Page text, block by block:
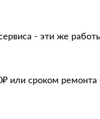
- эти же
или сроком